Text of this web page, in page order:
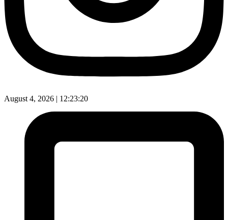
August 4, 2026 | 12:23:21